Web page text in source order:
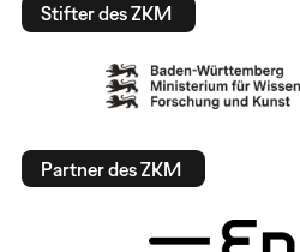
Stifter des ZKM
Partner des ZKM